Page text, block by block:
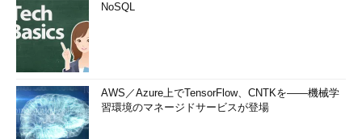
NoSQL
AWS／Azure上でTensorFlow、CNTKを――機械学
習環境のマネージドサービスが登場